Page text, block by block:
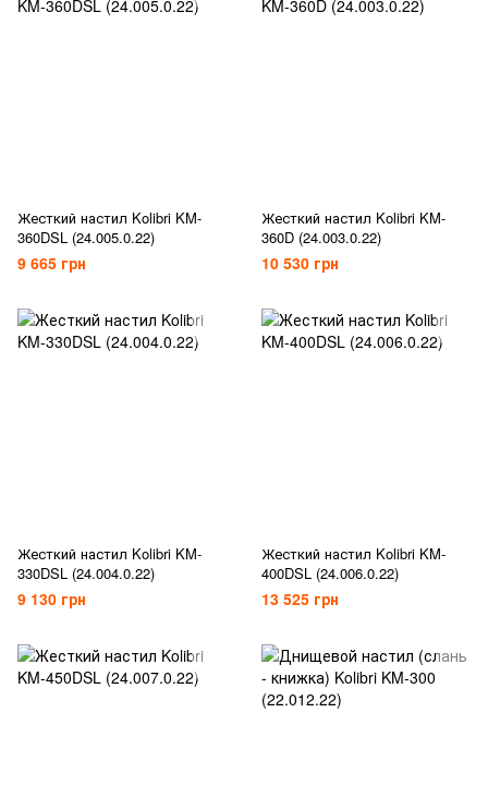
Жесткий настил Kolibri KM-
360DSL (24.005.0.22)
9 665 грн
Жесткий настил Kolibri KM-
360D (24.003.0.22)
10 530 грн
Жесткий настил Kolibri KM-
330DSL (24.004.0.22)
9 130 грн
Жесткий настил Kolibri KM-
400DSL (24.006.0.22)
13 525 грн